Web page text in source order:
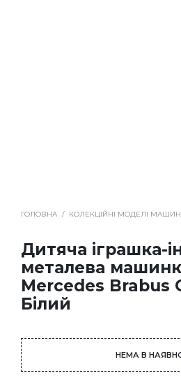
ГОЛОВНА / КОЛЕКЦІЙНІ МОДЕЛІ
Дитяча іграшка-
металева
Mercedes Brabus
Білий
НЕМА В